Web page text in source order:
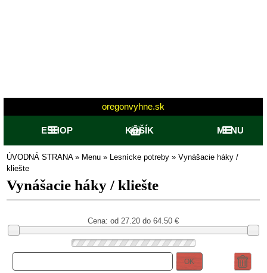
oregonvyhne.sk
ESHOP KOŠÍK MENU
ÚVODNÁ STRANA» Menu » Lesnícke potreby » Vynášacie háky /
kliešte
Vynášacie háky / kliešte
Cena: od 27.20 do 64.50€
OK